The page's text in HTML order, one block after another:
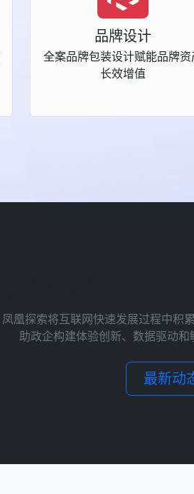
品牌设计
全案品牌包装设计赋能品牌资
长效增值
凤凰探索将互联网快速发展过程中积
助政企构建体验创新、数据驱动和
最新动